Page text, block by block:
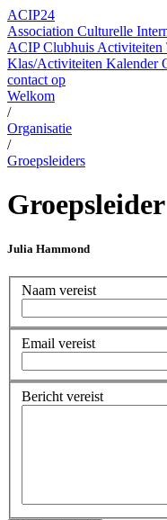
ACIP24
Association Culturelle
ACIP Clubhuis Activiteiten
Klas/Activiteiten Kalender
contact op
Welkom
/
Organisatie
/
Groepsleiders
Julia Hammond
Naam vereist
Email vereist
Bericht vereist